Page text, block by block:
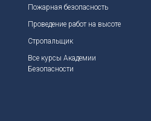
Пожарная безопасность
Проведение работ на высоте
Стропальщик
Все курсы Академии
Безопасности